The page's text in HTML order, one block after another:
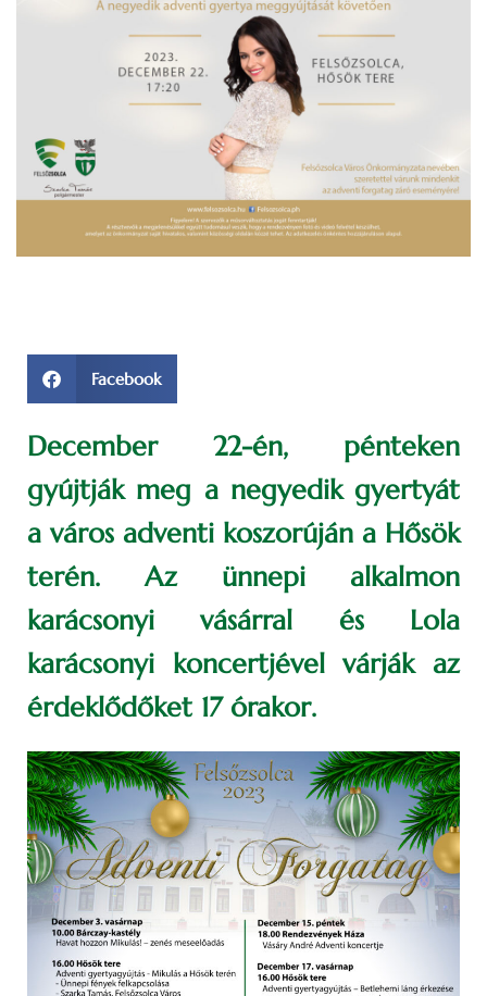
Facebook
December 22-én, pénteken
gyújtják meg a negyedik gyertyát
a város adventi koszorúján a Hősök
terén. Az ünnepi alkalmon
karácsonyi vásárral és Lola
karácsonyi koncertjével várják az
érdeklődőket 17 órakor.